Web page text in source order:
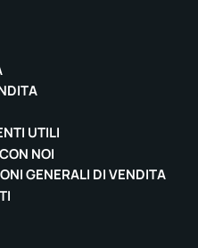
UTILI
NOI
GENERALI DI VENDITA